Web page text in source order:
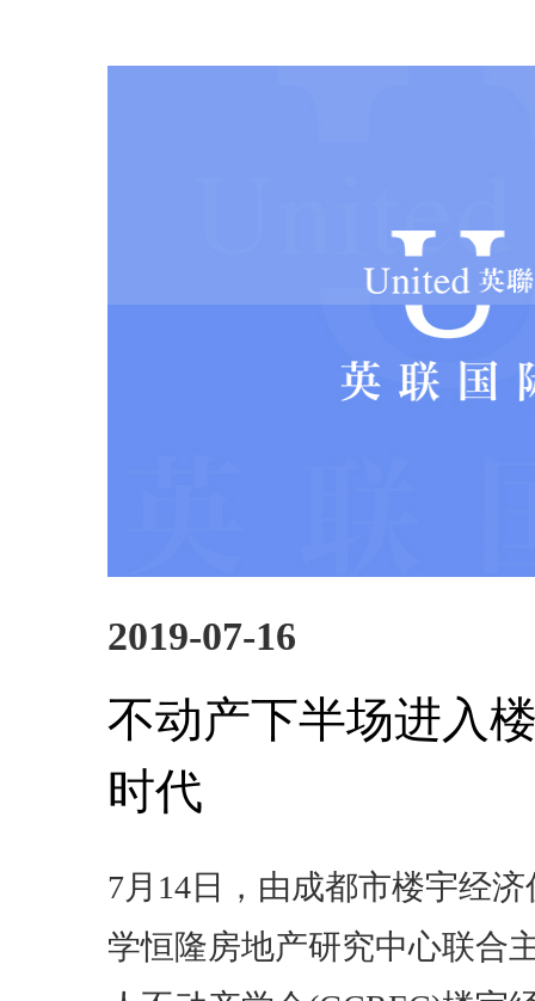
2019-07-16
不动产下半场进入
时代
7月14日，由成都市楼宇经
学恒隆房地产研究中心联合